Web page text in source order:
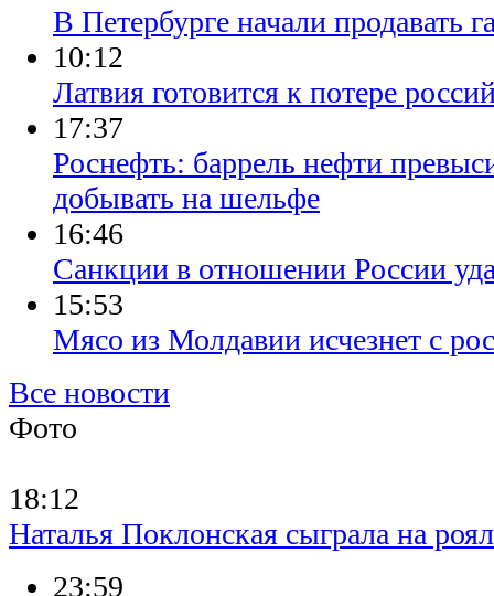
В Петербурге начали продавать
10:12
Латвия готовится к потере
17:37
Роснефть: баррель нефти
добывать на шельфе
16:46
Санкции в отношении России
15:53
Мясо из Молдавии исчезнет с
Все новости
Фото
18:12
Наталья Поклонская сыграла на
23:59